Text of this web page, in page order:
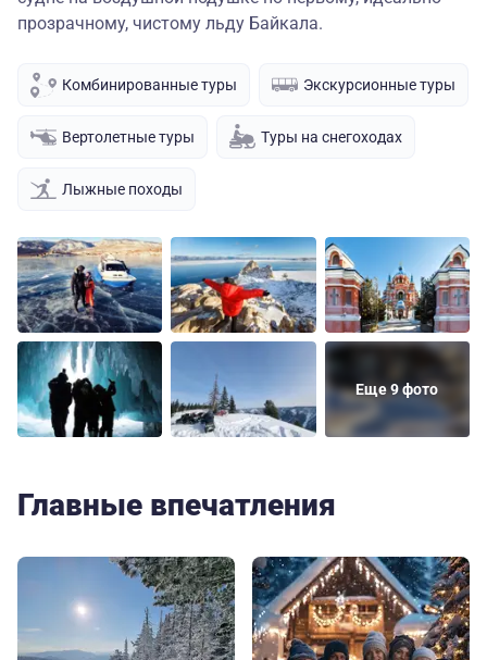
прозрачному, чистому льду Байкала.
Комбинированные туры Экскурсионные туры
Вертолетные туры Туры на снегоходах
Лыжные походы
Еще 9 фото
Главные впечатления